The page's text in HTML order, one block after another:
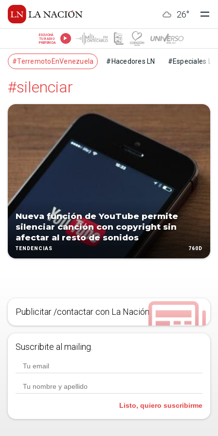
26°
ESCUCHÁ
TU RADIO
PREFERIDA
#TerremotoEnVenezuela #Hacedores LN #Especiales LN
#silenciar
Nueva función de YouTube permite
silenciar canción con copyright sin
afectar al resto de sonidos
TENDENCIAS 760D
Publicitar /contactar con La Nación
Suscribite al mailing.
Listo, quiero suscribirme